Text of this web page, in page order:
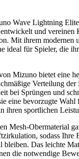
Wave Lightning
und vereinen
Mit ihrem modernen
ideal für Spieler, die
Mizuno bietet eine
Verteilung der
bei Sprüngen und
eine bevorzugte Wahl
ihren sportlichen
Mesh-Obermaterial
sodass Ihre
bleiben. Das leichte
die notwendige